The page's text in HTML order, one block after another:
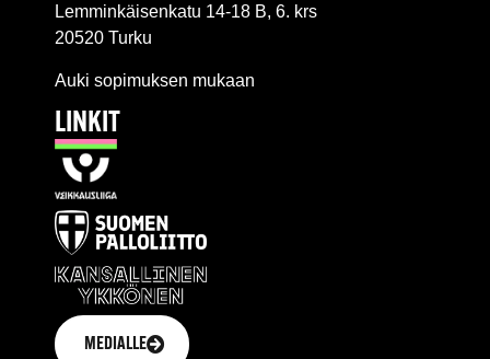
Lemminkäisenkatu 14-18 B, 6. krs
20520 Turku
Auki sopimuksen mukaan
LINKIT
MEDIALLE